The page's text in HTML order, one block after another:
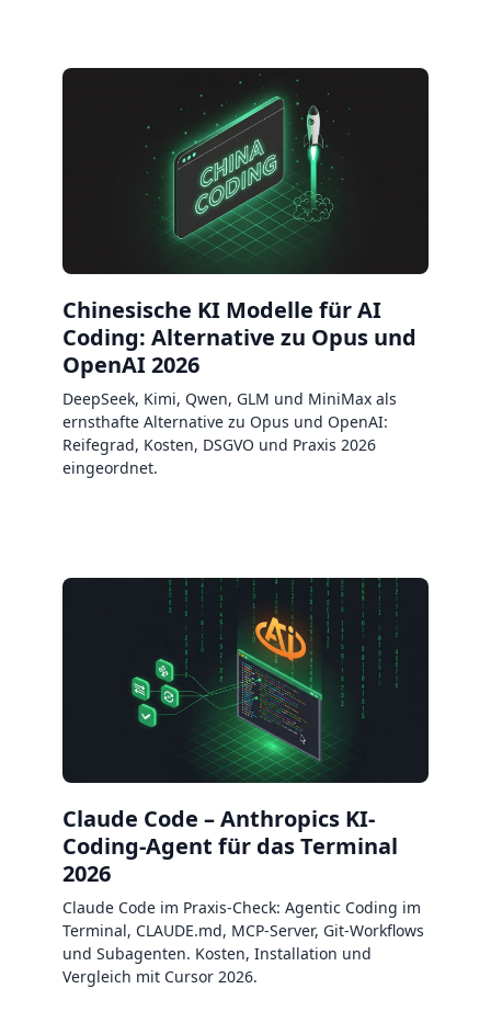
Chinesische KI Modelle für AI
Coding: Alternative zu Opus und
OpenAI 2026
DeepSeek, Kimi, Qwen, GLM und MiniMax als
ernsthafte Alternative zu Opus und OpenAI:
Reifegrad, Kosten, DSGVO und Praxis 2026
eingeordnet.
Claude Code – Anthropics KI-
Coding-Agent für das Terminal
2026
Claude Code im Praxis-Check: Agentic Coding im
Terminal, CLAUDE.md, MCP-Server, Git-Workflows
und Subagenten. Kosten, Installation und
Vergleich mit Cursor 2026.